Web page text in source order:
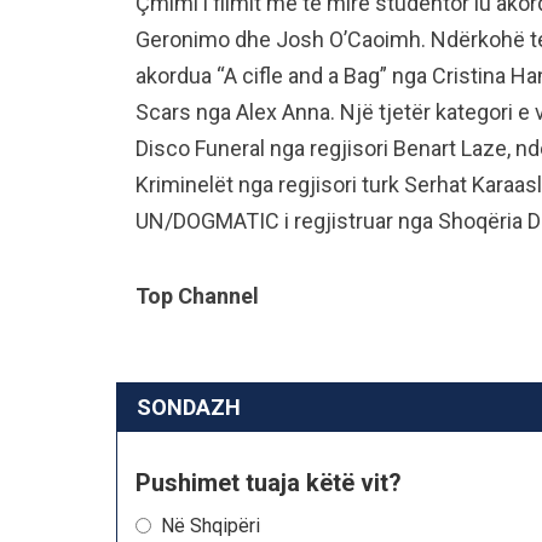
Geronimo dhe Josh O’Caoimh.
akordua “A cifle and a Bag” nga Cristina
Scars nga Alex Anna. Një tjetër kategori
Disco Funeral nga regjisori Benart Laze,
Kriminelët nga regjisori turk Serhat
UN/DOGMATIC i regjistruar nga Shoqëria
Top Channel
SONDAZH
Pushimet tuaja këtë vit?
Në Shqipëri